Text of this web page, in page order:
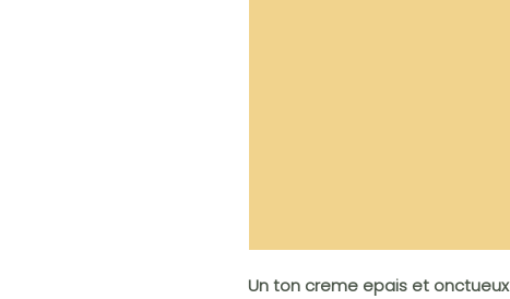
Un ton creme epais et onctueux